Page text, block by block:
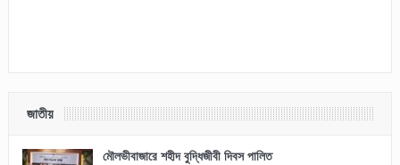
জাতীয়
মৌলভীবাজারে শহীদ বুদ্ধিজীবী দিবস পালিত